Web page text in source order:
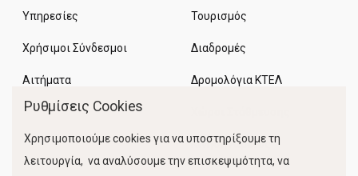
Υπηρεσίες
Χρήσιμοι Σύνδεσμοι
Αιτήματα
Τουρισμός
Διαδρομές
Δρομολόγια ΚΤΕΛ
Κίνηση Λιμένος
Ρυθμίσεις Cookies
Χρησιμοποιούμε cookies για να υποστηρίξουμε τη
λειτουργία, να αναλύσουμε την επισκεψιμότητα, να